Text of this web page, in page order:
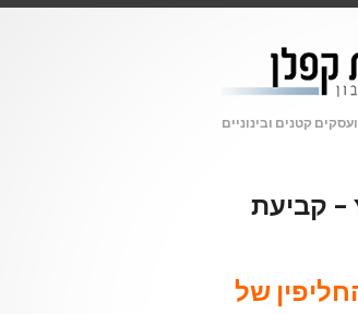
קטנים ובינוניים
– קביעת
של